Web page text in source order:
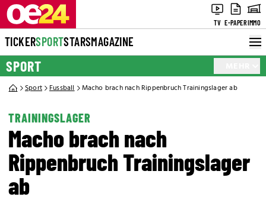
TV E-PAPERIMMO
TICKERSPORTSTARSMAGAZINE
SPORT
Sport Fussball Macho brach nach Rippenbruch Trainingslager ab
TRAININGSLAGER
Macho brach nach
Rippenbruch Trainingslager
ab